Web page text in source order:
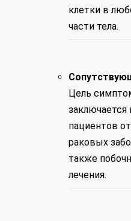
клетки в
части тела.
Цель
заключается
пациентов
раковых
также
лечения.